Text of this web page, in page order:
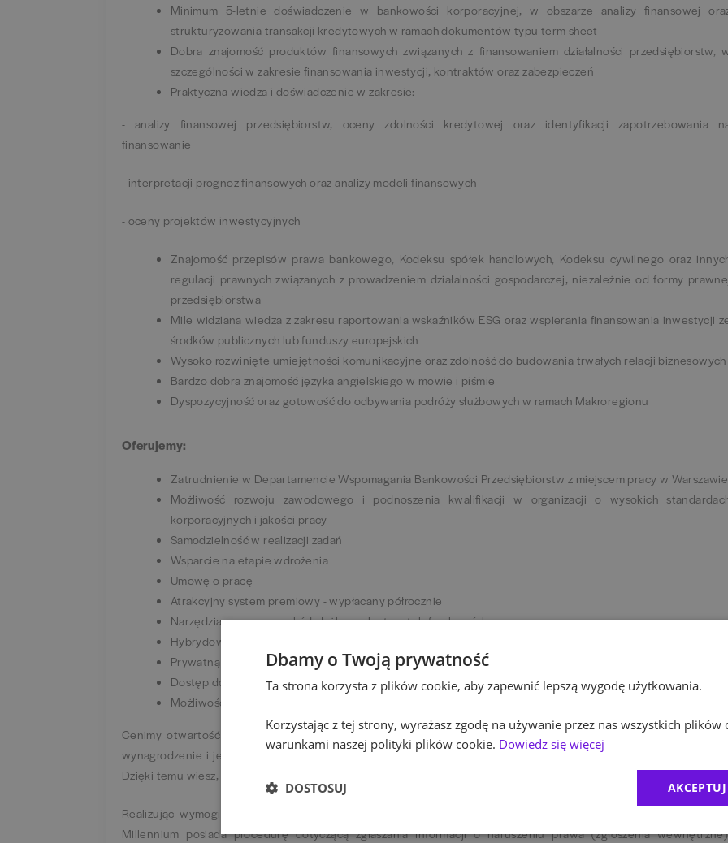
Minimum 5-letnie doświadczenie w bankowości korporacyjnej, w obszarze analizy finansowej
strukturyzowania transakcji kredytowych w ramach dokumentów typu term sheet
Dobra znajomość produktów finansowych związanych z finansowaniem działalności przedsiębiorstw,
szczególności w zakresie finansowania inwestycji, kontraktów oraz zabezpieczeń
Praktyczna wiedza i doświadczenie w zakresie:
- analizy finansowej przedsiębiorstw, oceny zdolności kredytowej oraz identyfikacji zapotrzebowania
finansowanie
- interpretacji prognoz finansowych oraz analizy modeli finansowych
- oceny projektów inwestycyjnych
Znajomość przepisów prawa bankowego, Kodeksu spółek handlowych, Kodeksu cywilnego oraz
regulacji prawnych związanych z prowadzeniem działalności gospodarczej, niezależnie od formy
przedsiębiorstwa
Mile widziana wiedza z zakresu raportowania wskaźników ESG oraz wspierania finansowania inwestycji
środków publicznych lub funduszy europejskich
Wysoko rozwinięte umiejętności komunikacyjne oraz zdolność do budowania trwałych relacji biznesowych
Bardzo dobra znajomość języka angielskiego w mowie i piśmie
Dyspozycyjność oraz gotowość do odbywania podróży służbowych w ramach Makroregionu
Oferujemy:
Zatrudnienie w Departamencie Wspomagania Bankowości Przedsiębiorstw z miejscem pracy w Warszawie
Możliwość rozwoju zawodowego i podnoszenia kwalifikacji w organizacji o wysokich
korporacyjnych i jakości pracy
Samodzielność w realizacji zadań
Wsparcie na etapie wdrożenia
Umowę o pracę
Atrakcyjny system premiowy - wypłacany półrocznie
Narzędzia pracy: samochód służbowy, laptop, telefon komórkowy
Hybrydowy model pracy
Prywatną opiekę medyczną
Dostęp do platformy kafeteryjnej oraz możliwość skorzystania ze zniżek
Możliwość przystąpienia do grupowego ubezpieczenia na życie na preferencyjnych warunkach
Cenimy otwartość – dlatego szczegółowy przebieg rekrutacji, w tym moment, w którym poznasz
wynagrodzenie i jego elementy, znajdziesz na Kariera - Bank Millennium
po wybraniu interesującego Cię obszaru.
Dzięki temu wiesz, czego się spodziewać na każdym etapie.
Realizując wymogi określone w art. 24 ust. 6 ustawy z dnia 14 czerwca 2024 r. o ochronie sygnalistów, Bank
Millennium posiada procedurę dotyczącą zgłaszania Informacji o naruszeniu prawa (zgłoszenia
Dbamy o Twoją prywatność
Ta strona korzysta z plików cookie, aby zapewnić lepszą wygodę użytkowania.
Korzystając z tej strony, wyrażasz zgodę na używanie przez nas wszystkich plików
warunkami naszej polityki plików cookie. Dowiedz się więcej
DOSTOSUJ